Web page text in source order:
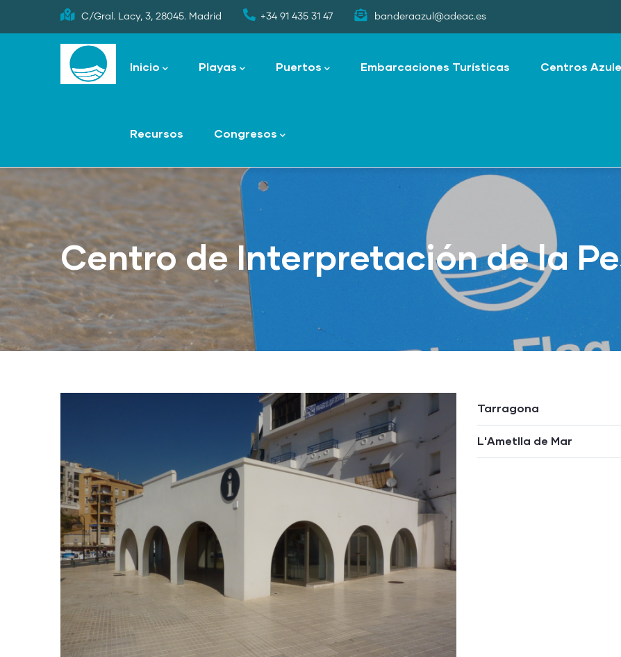
to
C/Gral. Lacy, 3, 28045. Madrid +34 91 435 31 47 banderaazul@adeac.es
navigation
Inicio Playas Puertos Embarcaciones Turísticas Centros
Recursos Congresos
Centro de Interpretación de la
Tarragona
L'Ametlla de Mar